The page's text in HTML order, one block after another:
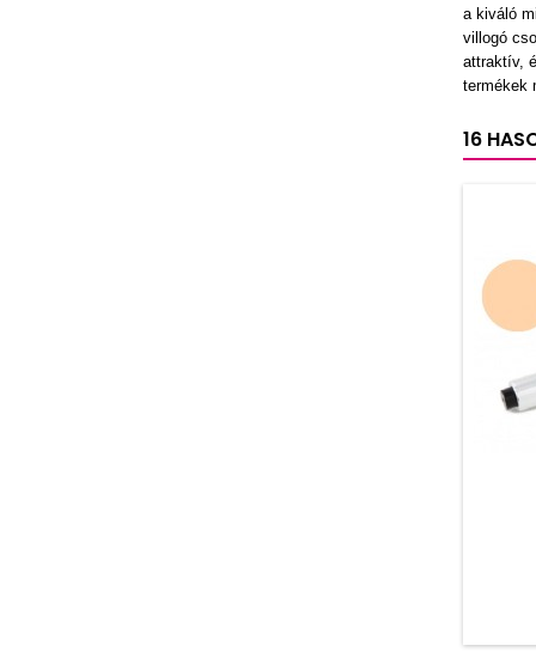
a kiváló
villogó
attraktív,
termékek
16